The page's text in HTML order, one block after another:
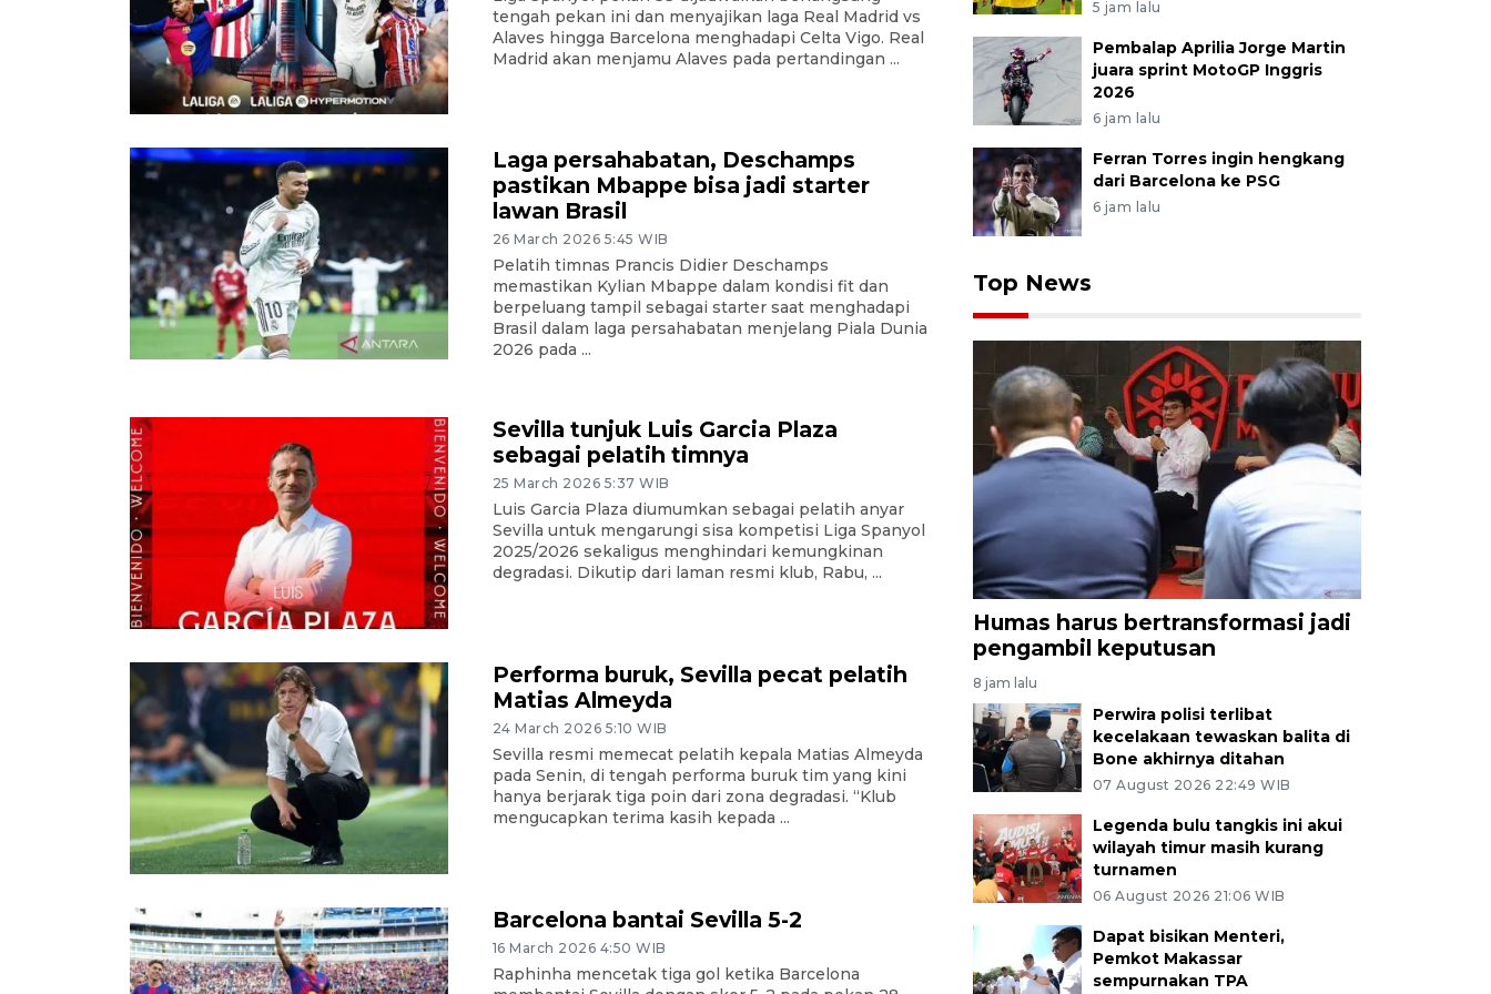
tengah pekan ini dan menyajikan laga Real Madrid vs
Alaves hingga Barcelona menghadapi Celta Vigo. Real
Madrid akan menjamu Alaves pada pertandingan ...
Laga persahabatan, Deschamps
pastikan Mbappe bisa jadi starter
lawan Brasil
26 March 2026 5:45 WIB
Pelatih timnas Prancis Didier Deschamps
memastikan Kylian Mbappe dalam kondisi fit dan
berpeluang tampil sebagai starter saat menghadapi
Brasil dalam laga persahabatan menjelang Piala Dunia
2026 pada ...
Sevilla tunjuk Luis Garcia Plaza
sebagai pelatih timnya
25 March 2026 5:37 WIB
Luis Garcia Plaza diumumkan sebagai pelatih anyar
Sevilla untuk mengarungi sisa kompetisi Liga Spanyol
2025/2026 sekaligus menghindari kemungkinan
degradasi. Dikutip dari laman resmi klub, Rabu, ...
Performa buruk, Sevilla pecat pelatih
Matias Almeyda
24 March 2026 5:10 WIB
Sevilla resmi memecat pelatih kepala Matias Almeyda
pada Senin, di tengah performa buruk tim yang kini
hanya berjarak tiga poin dari zona degradasi. “Klub
mengucapkan terima kasih kepada ...
Barcelona bantai Sevilla 5-2
16 March 2026 4:50 WIB
Raphinha mencetak tiga gol ketika Barcelona
5 jam lalu
Pembalap Aprilia Jorge Martin
juara sprint MotoGP Inggris
2026
6 jam lalu
Ferran Torres ingin hengkang
dari Barcelona ke PSG
6 jam lalu
Top News
Humas harus bertransformasi jadi
pengambil keputusan
8 jam lalu
Perwira polisi terlibat
kecelakaan tewaskan balita di
Bone akhirnya ditahan
07 August 2026 22:49 WIB
Legenda bulu tangkis ini akui
wilayah timur masih kurang
turnamen
06 August 2026 21:06 WIB
Dapat bisikan Menteri,
Pemkot Makassar
sempurnakan TPA